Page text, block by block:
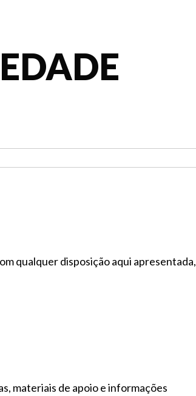
qualquer disposição aqui apresentada,
materiais de apoio e informações